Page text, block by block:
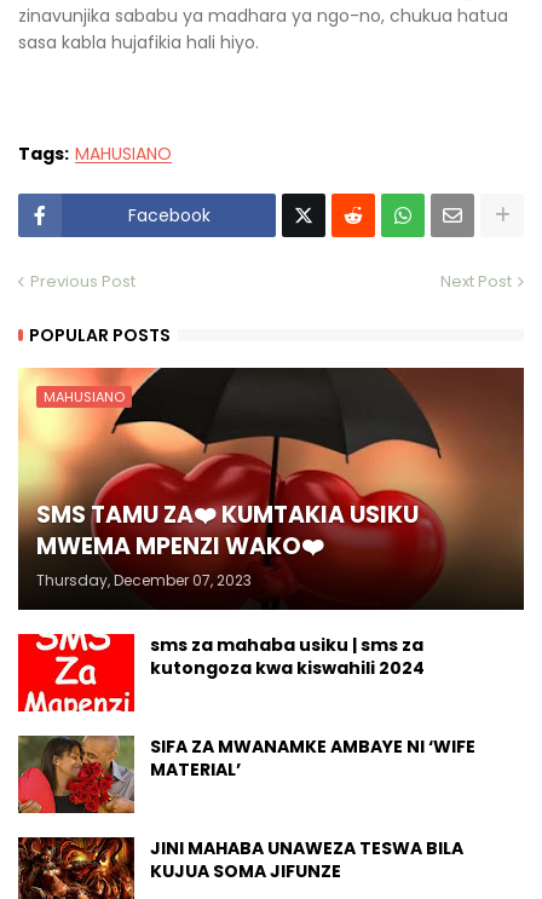
zinavunjika sababu ya madhara ya ngo-no, chukua hatua
sasa kabla hujafikia hali hiyo.
Tags: MAHUSIANO
Facebook
Previous Post Next Post
POPULAR POSTS
MAHUSIANO
SMS TAMU ZA❤️ KUMTAKIA USIKU
MWEMA MPENZI WAKO❤️
Thursday, December 07, 2023
sms za mahaba usiku | sms za
kutongoza kwa kiswahili 2024
SIFA ZA MWANAMKE AMBAYE NI ‘WIFE
MATERIAL’
JINI MAHABA UNAWEZA TESWA BILA
KUJUA SOMA JIFUNZE